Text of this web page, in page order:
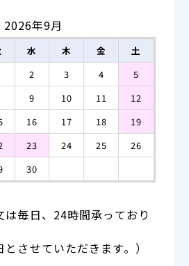
2026年9月
水 木 金
土
2 3 4
5
9 10 11
12
16 17 18
19
23 24 25
26
30
は毎日、24時間承っており
とさせていただきます。）